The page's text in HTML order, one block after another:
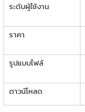
ระดับผู้ใช้งาน
ราคา
รูปแบบไฟล์
ดาวน์โหลด